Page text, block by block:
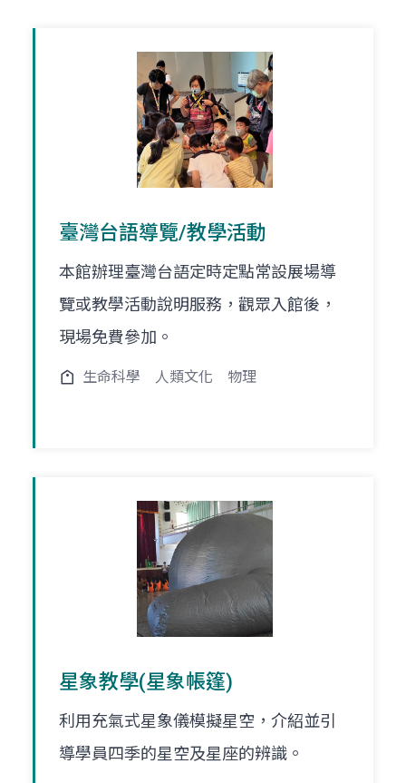
臺灣台語導覽/教學活動
本館辦理臺灣台語定時定點常設展場導
覽或教學活動說明服務，觀眾入館後，
現場免費參加。
生命科學 人類文化 物理
星象教學(星象帳篷)
利用充氣式星象儀模擬星空，介紹並引
導學員四季的星空及星座的辨識。